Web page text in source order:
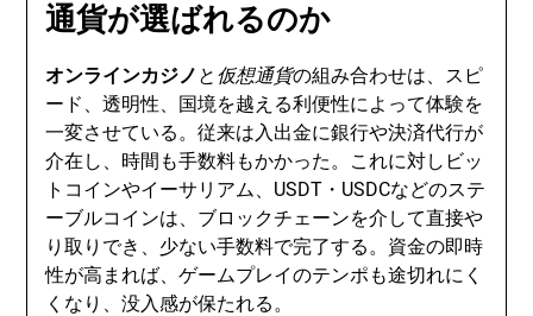
通貨が選ばれるのか
オンラインカジノ と 仮想通貨の組み合わせは、スピ
ード、透明性、国境を越える利便性によって体験を
一変させている。従来は入出金に銀行や決済代行が
介在し、時間も手数料もかかった。これに対しビッ
トコインやイーサリアム、USDT・USDCなどのステ
ーブルコインは、ブロックチェーンを介して直接や
り取りでき、少ない手数料で完了する。資金の即時
性が高まれば、ゲームプレイのテンポも途切れにく
くなり、没入感が保たれる。